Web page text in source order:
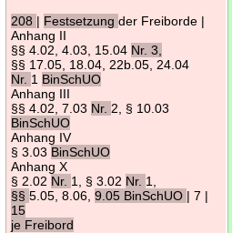
208 | Festsetzungder Freiborde |
Anhang II
§§ 4.02, 4.03, 15.04 Nr. 3,
§§ 17.05, 18.04, 22b.05, 24.04
Nr. 1 BinSchUO
Anhang III
§§ 4.02, 7.03 Nr. 2, § 10.03
BinSchUO
Anhang IV
§ 3.03 BinSchUO
Anhang X
§ 2.02 Nr. 1, § 3.02 Nr. 1,
§§5.05, 8.06,9.05 BinSchUO | 7 |
15
je Freibord